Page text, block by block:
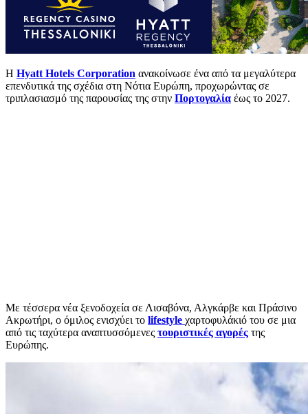
Η Hyatt Hotels Corporation ανακοίνωσε ένα από τα μεγαλύτερα
επενδυτικά της σχέδια στη Νότια Ευρώπη, προχωρώντας σε
τριπλασιασμό της παρουσίας της στην Πορτογαλία έως το 2027.
Με τέσσερα νέα ξενοδοχεία σε Λισαβόνα, Αλγκάρβε και Πράσινο
Ακρωτήρι, ο όμιλος ενισχύει το lifestyle χαρτοφυλάκιό του σε μια
από τις ταχύτερα αναπτυσσόμενες τουριστικές αγορές της
Ευρώπης.